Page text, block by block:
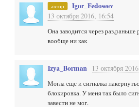
автор Igor_Fedoseev
13 октября 2016, 16:54
Она заводится через раз,раньше
вообще ни как
Izya_Borman 13 октября
Могла еще и сигналка
блокировка. У меня так было
завести не мог.